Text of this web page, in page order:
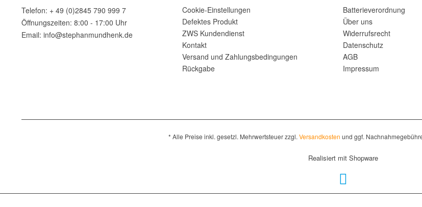
Telefon: + 49 (0)2845 790 999 7
Öffnungszeiten: 8:00 - 17:00 Uhr
Email: info@stephanmundhenk.de
Cookie-Einstellungen
Defektes Produkt
ZWS Kundendienst
Kontakt
Versand und Zahlungsbedingungen
Rückgabe
Batterieverordnung
Über uns
Widerrufsrecht
Datenschutz
AGB
Impressum
* Alle Preise inkl. gesetzl. Mehrwertsteuer zzgl. Versandkosten und ggf.
Realisiert mit Shopware